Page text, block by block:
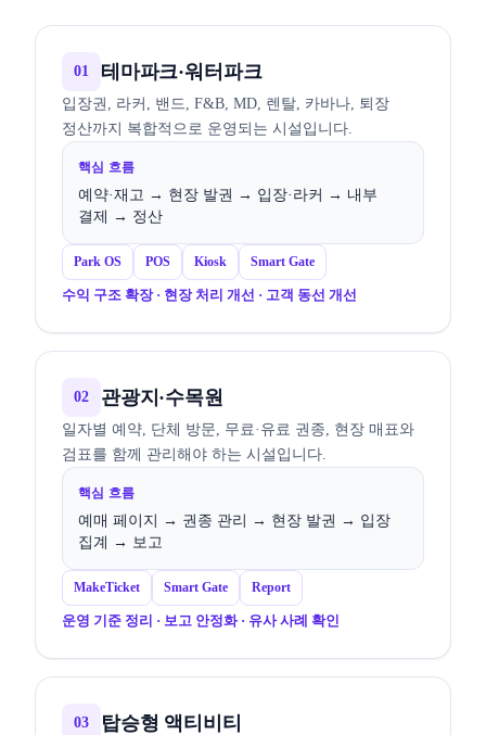
01 테마파크·워터파크
입장권, 라커, 밴드, F&B, MD, 렌탈, 카바나, 퇴장
정산까지 복합적으로 운영되는 시설입니다.
핵심 흐름
예약·재고 → 현장 발권 → 입장·라커 → 내부
결제 → 정산
Park OS POS Kiosk Smart Gate
수익 구조 확장 · 현장 처리 개선 · 고객 동선 개선
02 관광지·수목원
일자별 예약, 단체 방문, 무료·유료 권종, 현장 매표와
검표를 함께 관리해야 하는 시설입니다.
핵심 흐름
예매 페이지 → 권종 관리 → 현장 발권 → 입장
집계 → 보고
MakeTicket Smart Gate Report
운영 기준 정리 · 보고 안정화 · 유사 사례 확인
03 탑승형 액티비티